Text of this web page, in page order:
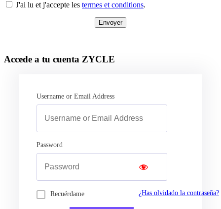
J'ai lu et j'accepte les termes et conditions.
Accede a tu cuenta ZYCLE
Username or Email Address
Password
Recuérdame ¿Has olvidado la contraseña?